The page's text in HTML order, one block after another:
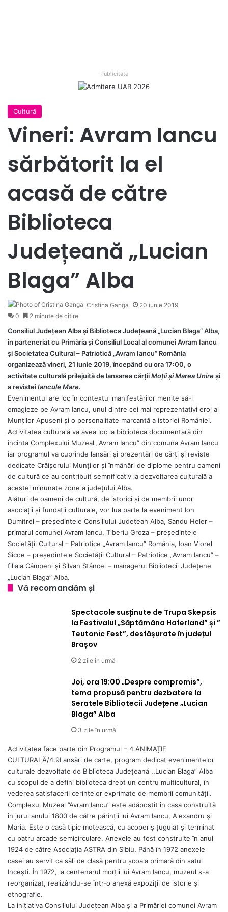
Publicitate
Cultură
Vineri: Avram Iancu
sărbătorit la el
acasă de către
Biblioteca
Județeană „Lucian
Blaga” Alba
Cristina Ganga
20 iunie 2019
0
2 minute de citire
Consiliul Județean Alba și Biblioteca Județeană „Lucian Blaga” Alba,
în parteneriat cu Primăria și Consiliul Local al comunei Avram Iancu
și Societatea Cultural – Patriotică „Avram Iancu” România
organizează vineri, 21 iunie 2019, începând cu ora 17:00, o
activitate culturală prilejuită de lansarea cărțiiMoții și Marea Unireși
a revisteiIancule Mare.
Evenimentul are loc în contextul manifestărilor menite să-l
omagieze pe Avram Iancu, unul dintre cei mai reprezentativi eroi ai
Munților Apuseni și o personalitate marcantă a istoriei României.
Activitatea culturală va avea loc la biblioteca documentară din
incinta Complexului Muzeal „Avram Iancu” din comuna Avram Iancu
iar programul va cuprinde lansări și prezentări de cărți și reviste
dedicate Crăișorului Munților și înmânări de diplome pentru oameni
de cultură ce au contribuit semnificativ la dezvoltarea culturală a
acestei minunate zone a județului Alba.
Alături de oameni de cultură, de istorici și de membrii unor
asociații și fundații culturale, vor lua parte la eveniment Ion
Dumitrel – președintele Consiliului Județean Alba, Sandu Heler –
primarul comunei Avram Iancu, Tiberiu Groza – președintele
Societății Cultural – Patriotice „Avram Iancu” România, Ioan Viorel
Sicoe – președintele Societății Cultural – Patriotice „Avram Iancu” –
filiala Câmpeni și Silvan Stâncel – managerul Bibliotecii Județene
„Lucian Blaga” Alba.
Vă recomandăm și
Spectacole susținute de Trupa Skepsis
la Festivalul „Săptămâna Haferland” și ”
Teutonic Fest”, desfășurate în județul
Brașov
2 zile în urmă
Joi, ora 19:00 „Despre compromis”,
tema propusă pentru dezbatere la
Seratele Bibliotecii Județene „Lucian
Blaga” Alba
3 zile în urmă
Activitatea face parte din Programul – 4.ANIMAȚIE
CULTURALĂ/4.9Lansări de carte, program dedicat evenimentelor
culturale dezvoltate de Biblioteca Județeană ,,Lucian Blaga” Alba
cu scopul de a defini biblioteca drept un centru multicultural, în
vederea satisfacerii cerințelor exprimate de membrii comunității.
Complexul Muzeal ”Avram Iancu” este adăpostit în casa construită
în jurul anului 1800 de către părinţii lui Avram Iancu, Alexandru şi
Maria. Este o casă tipic moţească, cu acoperiş ţuguiat şi terminat
cu patru arcade semicirculare. Anexele au fost construite în anul
1924 de către Asociaţia ASTRA din Sibiu. Până în 1972 anexele
casei au servit ca săli de clasă pentru şcoala primară din satul
Inceşti. În 1972, la centenarul morţii lui Avram Iancu, muzeul s-a
reorganizat, realizându-se într-o anexă expoziţii de istorie şi
etnografie.
La inițiativa Consiliului Județean Alba și a Primăriei comunei Avram